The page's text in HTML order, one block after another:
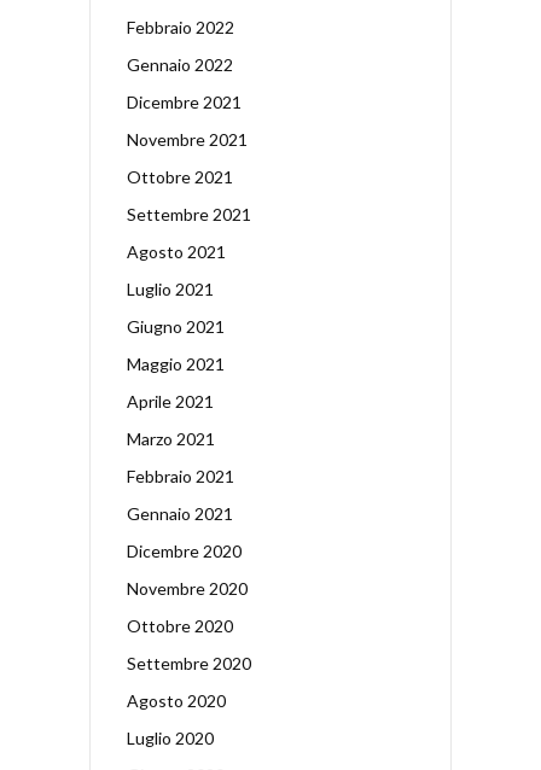
Febbraio 2022
Gennaio 2022
Dicembre 2021
Novembre 2021
Ottobre 2021
Settembre 2021
Agosto 2021
Luglio 2021
Giugno 2021
Maggio 2021
Aprile 2021
Marzo 2021
Febbraio 2021
Gennaio 2021
Dicembre 2020
Novembre 2020
Ottobre 2020
Settembre 2020
Agosto 2020
Luglio 2020